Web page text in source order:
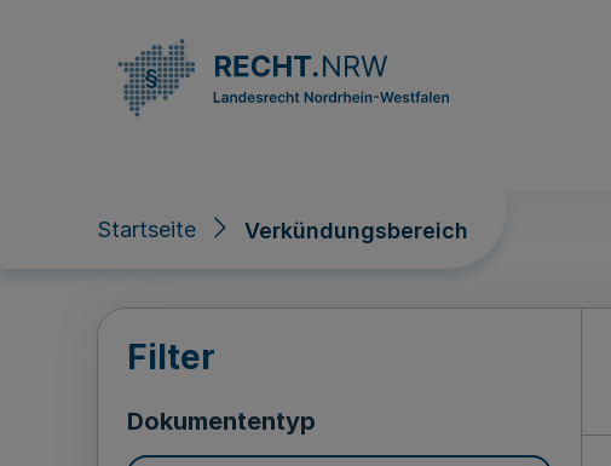
Startseite Verkündungsbereich
Verkündungsbereich
Filter
Dokumententyp